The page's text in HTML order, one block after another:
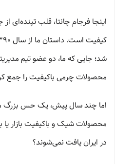
اینجا فرجام چانتا، قلب تپنده‌ای
کیفیت است. داستان ما از سال ۱۳۹۰ در مجموعه
شد؛ جایی که ما، دو عضو تیم
محصولات چرمی باکیفیت را جمع
اما چند سال پیش، یک حس بزرگ ما
محصولات شیک و باکیفیت بازار یا
در ایران یافت نمی‌شوند؟